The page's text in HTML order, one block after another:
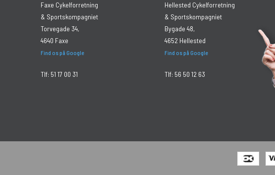
Faxe Cykelforretning
& Sportskompagniet
Torvegade 34,
4640 Faxe
Find os på Google
Tlf: 51 17 00 31
Hellested Cykelforretning
& Sportskompagniet
Bygade 48,
4652 Hellested
Find os på Google
Tlf: 56 50 12 63